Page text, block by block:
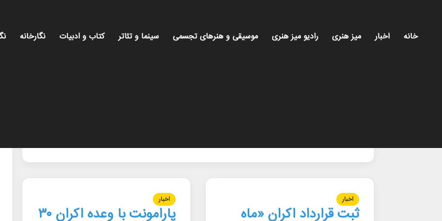
خانه اخبار میز هنری رادیو میز هنری موسیقی و هنرهای تجسمی سینما و تئاتر کتاب و ادبیات نگارخانه
اخبار
ثبت قرارداد اکران «ماه
اخبار
پارامونت با وعده اکران ۳۰